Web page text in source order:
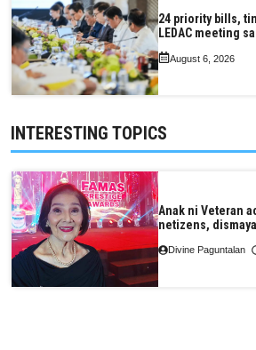
24 priority bills,
LEDAC meeting
August 6, 2026
INTERESTING TOPICS
Anak ni Veteran
netizens,
Divine Paguntalan